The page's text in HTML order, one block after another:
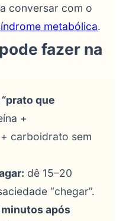
conversar com o
metabólica.
fazer na
que
+
carboidrato sem
dê 15–20
“chegar”.
minutos após